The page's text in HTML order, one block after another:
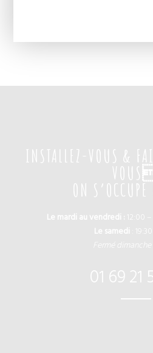
INSTALLEZ-VOUS &
ON
Le mardi au vendredi : 12:00 –
Le samedi :
Fermé
01 69 21